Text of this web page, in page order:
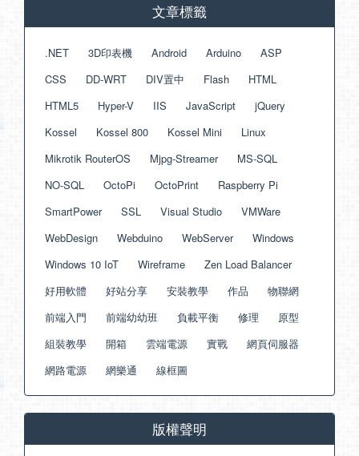
文章標籤
.NET 3D印表機 Android Arduino
ASP
CSS
DD-WRT DIV置中 Flash
HTML
HTML5
Hyper-V IIS JavaScript
jQuery
Kossel
Kossel 800 Kossel Mini
Linux
Mikrotik RouterOS
Mjpg-Streamer
MS-SQL
NO-SQL
OctoPi OctoPrint
Raspberry Pi
SmartPower
SSL Visual Studio
VMWare
WebDesign
Webduino WebServer
Windows
Windows 10 IoT
Wireframe
Zen Load Balancer
好用軟體
好站分享 安裝教學 作品
物聯網
前端入門
前端幼幼班 負載平衡 修理
原型
組裝教學
開箱 雲端電源 實戰
網頁伺服器
網路電源
網樂通 線框圖
版權聲明